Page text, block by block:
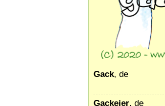
Gack, de
Gackeier, de